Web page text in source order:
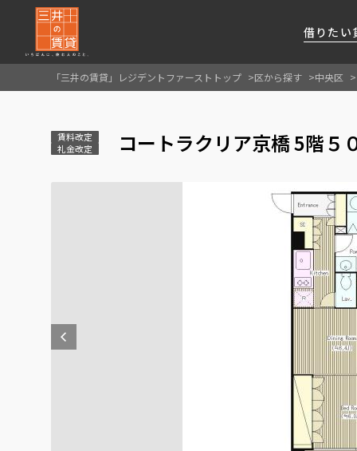
借りたい
私たちレジデントファーストの思いや
厳選した都心の上質な賃貸マンションを数多
賃貸運営をお考えのオーナー様に
分譲マンションのご購入、売却の
FIRST CHANNEL
レジデントファーストが提供する
「三井の賃貸」レジデントファーストトップ 区から探す 中央区
賃料改定
礼金改定
コートラクリア京橋 5階５